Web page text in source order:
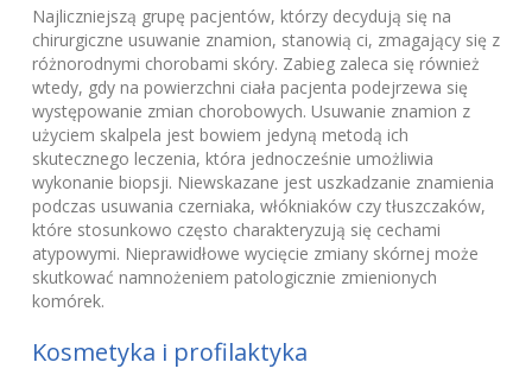
Najliczniejszą grupę pacjentów, którzy decydują się na
chirurgiczne usuwanie znamion, stanowią ci, zmagający się z
różnorodnymi chorobami skóry. Zabieg zaleca się również
wtedy, gdy na powierzchni ciała pacjenta podejrzewa się
występowanie zmian chorobowych. Usuwanie znamion z
użyciem skalpela jest bowiem jedyną metodą ich
skutecznego leczenia, która jednocześnie umożliwia
wykonanie biopsji. Niewskazane jest uszkadzanie znamienia
podczas usuwania czerniaka, włókniaków czy tłuszczaków,
które stosunkowo często charakteryzują się cechami
atypowymi. Nieprawidłowe wycięcie zmiany skórnej może
skutkować namnożeniem patologicznie zmienionych
komórek.
Kosmetyka i profilaktyka